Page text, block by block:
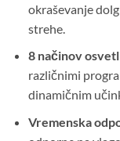
okraševanje
strehe.
8 načinov
različnimi
dinamičnim
Vremenska